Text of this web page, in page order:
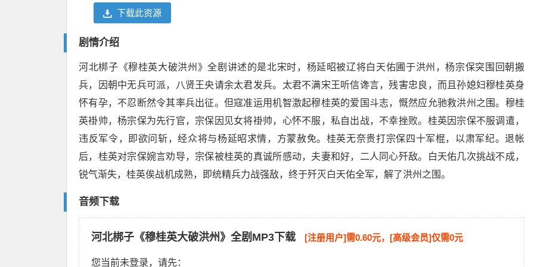
下载此资源
剧情介绍
河北梆子《穆桂英大破洪州》全剧讲述的是北宋时，杨延昭被辽将白天佑圃于洪州，杨宗保突围回朝搬
兵，因朝中无兵可派，八贤王央请余太君发兵。太君不满宋王听信谗言，残害忠良，而且孙媳妇穆桂英身
怀有孕，不忍断然令其率兵出征。但寇准运用机智激起穆桂英的爱国斗志，慨然应允驰救洪州之围。穆桂
英褂帅，杨宗保为先行官，宗保因见女将褂帅，心怀不服，私自出战，不幸挫败。桂英因宗保不服调遣，
违反军令，即欲问斩，经众将与杨延昭求情，方蒙赦免。桂英无奈贵打宗保四十军棍，以肃军纪。退帐
后，桂英对宗保婉言劝导，宗保被桂英的真诚所感动，夫妻和好，二人同心歼敌。白天佑几次挑战不成，
锐气渐失，桂英俟战机成熟，即统精兵力战强敌，终于歼灭白天佑全军，解了洪州之围。
音频下载
河北梆子《穆桂英大破洪州》全剧MP3下载 [注册用户]需0.60元，[高级会员]仅需0元
您当前未登录，请先：